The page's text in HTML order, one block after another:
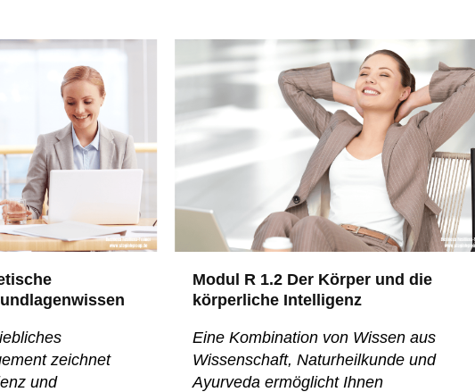
zeichnet
und
Modul R 1.2 Der Körper und die
körperliche Intelligenz
Eine Kombination von Wissen aus
Wissenschaft, Naturheilkunde und
Ayurveda ermöglicht Ihnen